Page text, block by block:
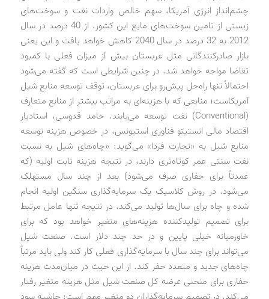
چشم‌انداز انرژی آمریکا، سهم خالص واردات نفت و سوخت‌های
زیستی از تامین سوخت‌های مایع این کشور، از 40 درصد در سال
2012 به 32 درصد در سال 2040 کاهش خواهد یافت و این یعنی
بازار صادرکنندگانی مثل عربستان بیش از میزان فعلی با کمبود
تقاضا مواجه خواهد شد. در چنین شرایطی است که گفته می‌شود
احتمالاً تنها راه‌حل پیش‌رو برای عربستان، توقف توسعه منابع شیل
آمریکاست؛ منابعی که با هزینه‌ای به مراتب بیشتر از منابع متعارف
(Conventional) نفت توسعه می‌یابند. حامد قدوسی، استادیار
اقتصاد مالی انستیتو فناوری استیونس، در خصوص هزینه توسعه
منابع شیل به «تجارت فردا» می‌گوید: «چاه‌های شیل به نسبت
نفت سنتی عمر کوتاه‌تری دارند، در نتیجه هزینه ثابت اولیه (که
عمدتاً برای حفاری صرف می‌شود) بعد از چند سال مستهلک
می‌شود. در روش کلاسیک یک سرمایه‌گذاری سنگین اولیه انجام
شده و چاه برای سال‌ها تولید می‌کند. در نتیجه تنها عامل مرتبط
برای تصمیم تولیدکننده هزینه‌های متغیر خواهد بود که برای
خاورمیانه خیلی پایین و در حد چند دلار است. صنعت شیل
می‌تواند برای چند سال با سرمایه‌گذاری فعلی کار کند ولی باید مرتباً
چاه‌های جدید و متعدد حفر کند. از این حیث در میان‌مدت هزینه
حفاری برای منحنی عرضه کل صنعت شیل مثل هزینه متغیر رفتار